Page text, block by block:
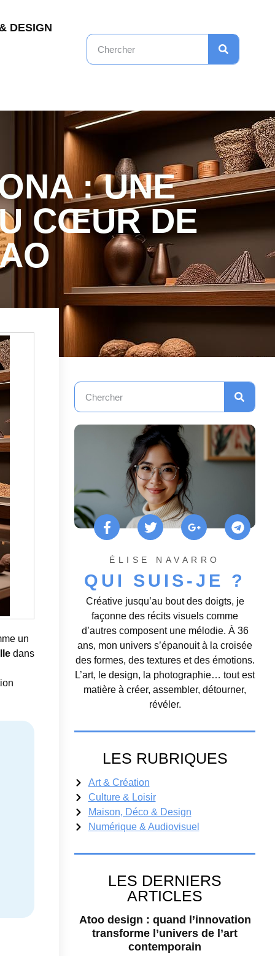
DESIGN
: UNE
CŒUR DE
un
dans
ÉLISE NAVARRO
QUI SUIS-JE ?
Créative jusqu’au bout des doigts, je
façonne des récits visuels comme
d’autres composent une mélodie. À 36
ans, mon univers s’épanouit à la croisée
des formes, des textures et des émotions.
L’art, le design, la photographie… tout est
matière à créer, assembler, détourner,
révéler.
LES RUBRIQUES
Art & Création
Culture & Loisir
Maison, Déco & Design
Numérique & Audiovisuel
LES DERNIERS
ARTICLES
Atoo design : quand l’innovation
transforme l’univers de l’art
contemporain